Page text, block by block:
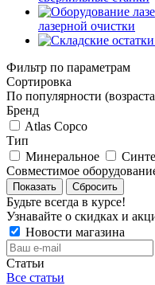
лазерной очистки
Фильтр по параметрам
Сортировка
По популярности
Бренд
Atlas Copco
Тип
Минеральное
Совместимое
Сбросить
Будьте всегда в курсе!
Узнавайте о скидках и
Новости магазина
Статьи
Все статьи